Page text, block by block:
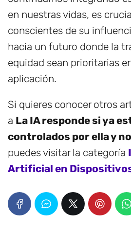
en nuestras vidas, es
conscientes de su
hacia un futuro donde la
equidad sean prioritarias
aplicación.
Si quieres conocer otros
a La IA responde si ya
controlados por ella y
puedes visitar la categoría
Artificial en